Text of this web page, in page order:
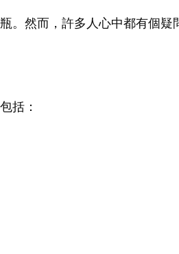
。然而，許多人心中都有個疑
括：